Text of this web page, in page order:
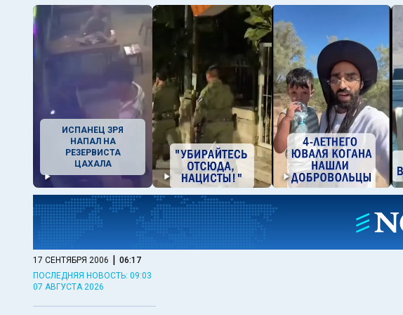
ИСПАНЕЦ ЗРЯ
НАПАЛ НА
РЕЗЕРВИСТА
ЦАХАЛА
17 СЕНТЯБРЯ 2006 | 06:17
ПОСЛЕДНЯЯ НОВОСТЬ: 09:03
07 АВГУСТА 2026